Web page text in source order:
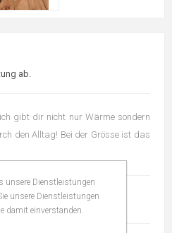
ab.
gibt dir nicht nur Wärme sondern
den Alltag! Bei der Grösse ist das
unsere Dienstleistungen
unsere Dienstleistungen
damit einverstanden.